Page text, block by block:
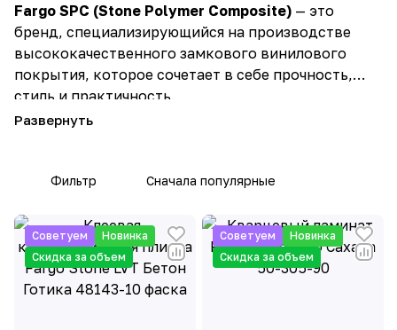
Fargo SPC (Stone Polymer Composite) — это
бренд, специализирующийся на производстве
высококачественного замкового винилового
покрытия, которое сочетает в себе прочность,
стиль и практичность.
полимеров, что делает ламинат устойчивым к
температурным перепадам.
Это покрытие часто выбирают для помещений с
высокой проходимостью, таких как кухни,
коридоры и коммерческие объекты.
Фильтр Сначала популярные
Советуем
Новинка
Скидка за объем
Советуем
Новинка
Скидка за объем